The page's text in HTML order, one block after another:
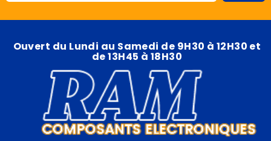
Ouvert du Lundi au Samedi de 9H30 à 12H30 et
de 13H45 à 18H30